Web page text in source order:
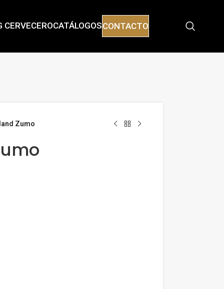
CERVECEROCATÁLOGOSCONTACTO
Zumo